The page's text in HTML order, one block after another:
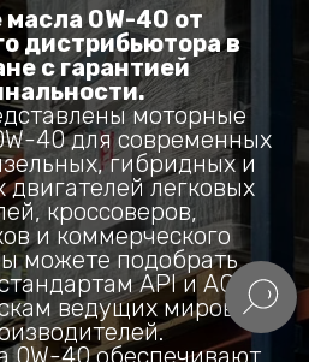
0W-40 от
дистрибьютора в
с гарантией
моторные
40 для современных
гибридных и
легковых
кроссоверов,
и коммерческого
можете подобрать
API и ACEA,
ведущих мировых
0W-40 обеспечивают